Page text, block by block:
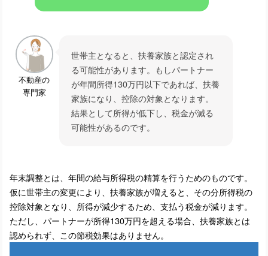
ョンに設置する方法と費用
マンションで防音室工事を成功させる
ための手続きとポイント
不動産の
専門家
世帯主となると、扶養家族と認定され
る可能性があります。もしパートナー
が年間所得130万円以下であれば、扶養
家族になり、控除の対象となります。
結果として所得が低下し、税金が減る
可能性があるのです。
年末調整とは、年間の給与所得税の精算を行うためのものです。
仮に世帯主の変更により、扶養家族が増えると、その分所得税の
控除対象となり、所得が減少するため、支払う税金が減ります。
ただし、パートナーが所得130万円を超える場合、扶養家族とは
認められず、この節税効果はありません。